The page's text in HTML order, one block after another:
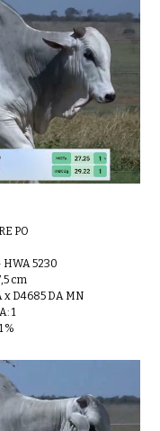
PO
HWA 5230
cm
x D4685 DA MN
1
%